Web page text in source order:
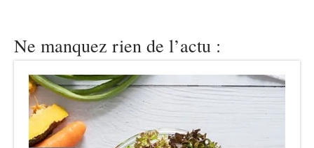
Ne manquez rien de l’actu :